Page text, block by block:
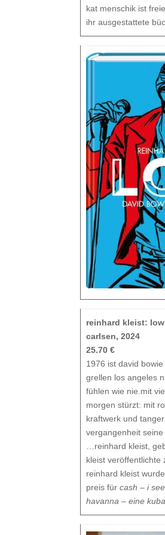
kat menschik ist
ihr ausgestattete
reinhard kleist:
carlsen, 2024
25.70 €
1976 ist david
grellen los angeles
fühlen wie nie.mit
morgen stürzt: mit
kraftwerk und
vergangenheit
…reinhard kleist,
kleist veröffentlichte
reinhard kleist
preis für cash – i
havanna – eine